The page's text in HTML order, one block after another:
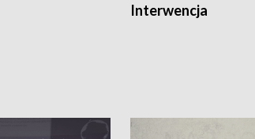
Interwencja